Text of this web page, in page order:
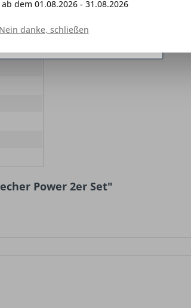
Power 2er Set"
dem 01.08.2026 - 31.08.2026
Nein danke, schließen
gesetzt.Mehr Informationen
Konfigurieren Alle akzeptieren